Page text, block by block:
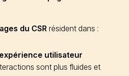
du CSR résident dans :
expérience utilisateur
sont plus fluides et